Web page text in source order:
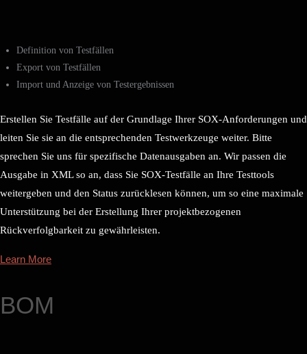
Definition von Testfällen
Export von Testfällen
Import und Anzeige von Testergebnissen
Erstellen Sie Testfälle auf der Grundlage Ihrer SOX-Anforderungen und
leiten Sie sie an die entsprechenden Testwerkzeuge weiter. Bitte
sprechen Sie uns für spezifische Datenausgaben an. Wir passen die
Ausgabe in XML so an, dass Sie SOX-Testfälle an Ihre Testtools
weitergeben und den Status zurücklesen können, um so eine maximale
Unterstützung bei der Erstellung Ihrer projektbezogenen
Rückverfolgbarkeit zu gewährleisten.
Learn More
BOM